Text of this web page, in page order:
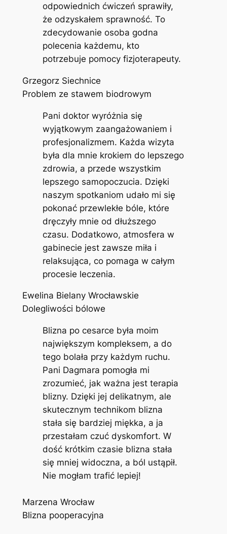
odpowiednich ćwiczeń sprawiły,
że odzyskałem sprawność. To
zdecydowanie osoba godna
polecenia każdemu, kto
potrzebuje pomocy fizjoterapeuty.
Grzegorz Siechnice
Problem ze stawem biodrowym
Pani doktor wyróżnia się
wyjątkowym zaangażowaniem i
profesjonalizmem. Każda wizyta
była dla mnie krokiem do lepszego
zdrowia, a przede wszystkim
lepszego samopoczucia. Dzięki
naszym spotkaniom udało mi się
pokonać przewlekłe bóle, które
dręczyły mnie od dłuższego
czasu. Dodatkowo, atmosfera w
gabinecie jest zawsze miła i
relaksująca, co pomaga w całym
procesie leczenia.
Ewelina Bielany Wrocławskie
Dolegliwości bólowe
Blizna po cesarce była moim
największym kompleksem, a do
tego bolała przy każdym ruchu.
Pani Dagmara pomogła mi
zrozumieć, jak ważna jest terapia
blizny. Dzięki jej delikatnym, ale
skutecznym technikom blizna
stała się bardziej miękka, a ja
przestałam czuć dyskomfort. W
dość krótkim czasie blizna stała
się mniej widoczna, a ból ustąpił.
Nie mogłam trafić lepiej!
Marzena Wrocław
Blizna pooperacyjna